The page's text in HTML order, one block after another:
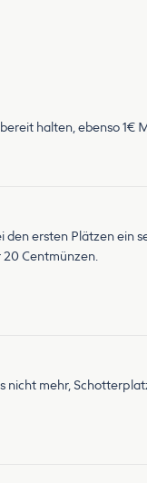
halten, ebenso
ersten Plätzen ein
Centmünzen.
nicht mehr,